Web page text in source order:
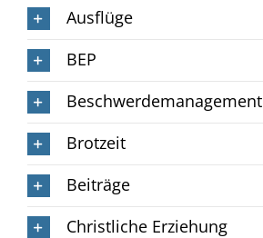
Stellenangebote
Kontakt
Ausflüge
BEP
Beschwerdemanagement
Brotzeit
Beiträge
Christliche Erziehung